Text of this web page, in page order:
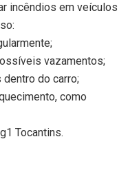
incêndios em veículos
vazamentos;
do carro;
como
Tocantins.